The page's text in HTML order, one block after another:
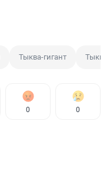
Тыква-гигант Тыква
0 0